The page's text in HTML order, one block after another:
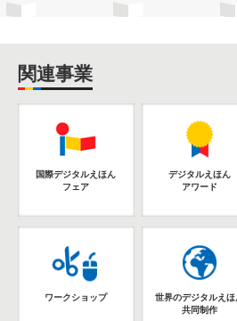
関連事業
国際デジタルえほん
フェア
デジタルえほん
アワード
ワークショップ
世界のデジタルえほ
共同制作